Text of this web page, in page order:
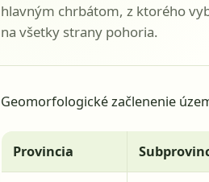
hlavným chrbátom, z ktorého
na všetky strany pohoria.
Geomorfologické začlenenie
Provincia